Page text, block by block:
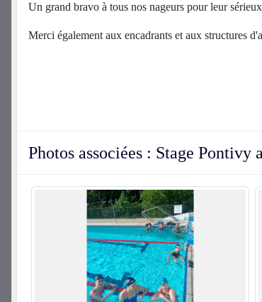
Un grand bravo à tous nos nageurs pour leur
Merci également aux encadrants et aux structures
Photos associées : Stage Pontivy